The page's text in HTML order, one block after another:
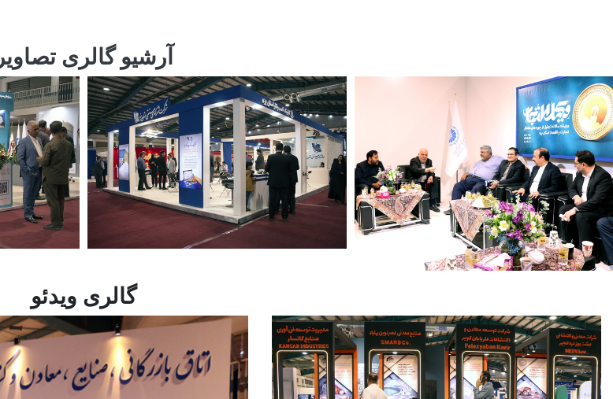
آرشیو گالری تصاویر
گالری ویدئو